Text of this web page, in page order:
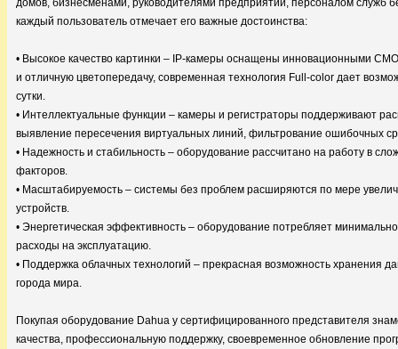
домов, бизнесменами, руководителями предприятий, персоналом служб
каждый пользователь отмечает его важные достоинства:
• Высокое качество картинки – IP-камеры оснащены инновационными
и отличную цветопередачу, современная технология Full-color дает
сутки.
• Интеллектуальные функции – камеры и регистраторы поддерживают
выявление пересечения виртуальных линий, фильтрование ошибочных
• Надежность и стабильность – оборудование рассчитано на работу в
факторов.
• Масштабируемость – системы без проблем расширяются по мере
устройств.
• Энергетическая эффективность – оборудование потребляет
расходы на эксплуатацию.
• Поддержка облачных технологий – прекрасная возможность хранения
города мира.
Покупая оборудование Dahua у сертифицированного представителя
качества, профессиональную поддержку, своевременное обновление